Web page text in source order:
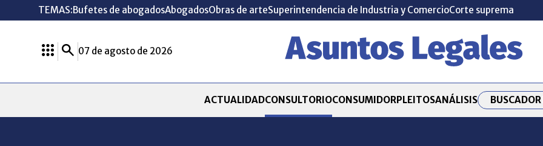
TEMAS:Bufetes de abogadosAbogadosObras de arteSuperintendencia de Industria y ComercioCorte suprema
07 de agosto de 2026
ACTUALIDADCONSULTORIOCONSUMIDORPLEITOSANÁLISIS